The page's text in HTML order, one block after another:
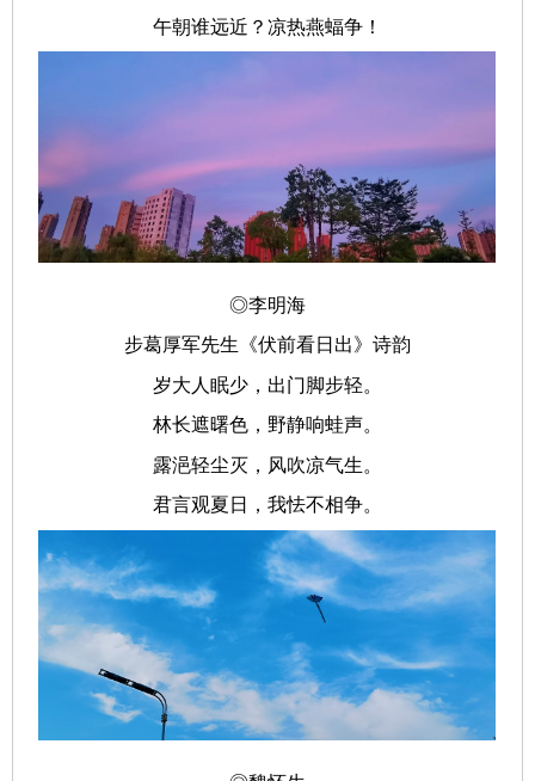
午朝谁远近？凉热燕蝠争！
◎李明海
步葛厚军先生《伏前看日出》诗韵
岁大人眠少，出门脚步轻。
林长遮曙色，野静响蛙声。
露浥轻尘灭， 风吹凉气生。
君言观夏日，我怯不相争。